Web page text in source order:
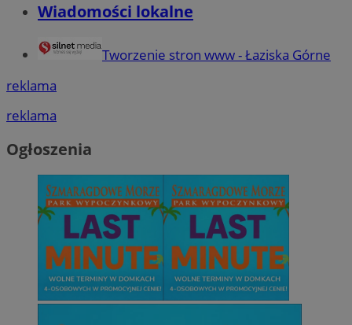
Wiadomości lokalne
Tworzenie stron www - Łaziska Górne
reklama
reklama
Ogłoszenia